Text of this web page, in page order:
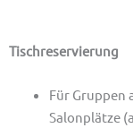
Tischreservierung
Für Gruppen
Salonplätze